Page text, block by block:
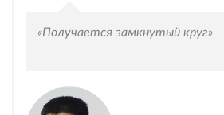
«Получается замкнутый круг»